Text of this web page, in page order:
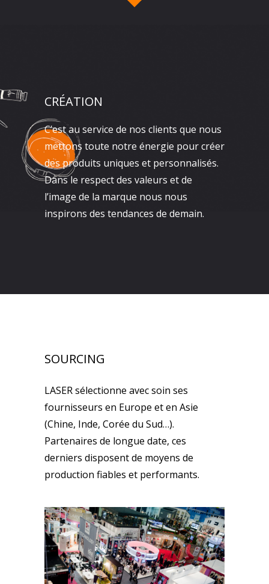
CRÉATION
C’est au service de nos clients que nous
mettons toute notre énergie pour créer
des produits uniques et personnalisés.
Dans le respect des valeurs et de
l’image de la marque nous nous
inspirons des tendances de demain.
SOURCING
LASER sélectionne avec soin ses
fournisseurs en Europe et en Asie
(Chine, Inde, Corée du Sud…).
Partenaires de longue date, ces
derniers disposent de moyens de
production fiables et performants.